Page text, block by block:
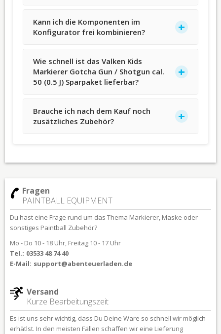
Kann ich die Komponenten im
Konfigurator frei kombinieren?
Wie schnell ist das Valken Kids
Markierer Gotcha Gun / Shotgun cal.
50 (0.5 J) Sparpaket lieferbar?
Brauche ich nach dem Kauf noch
zusätzliches Zubehör?
Fragen
PAINTBALL EQUIPMENT
Du hast eine Frage rund um das Thema Markierer, Maske oder
sonstiges Paintball Zubehör?
Mo - Do 10 - 18 Uhr, Freitag 10 - 17 Uhr
Tel.: 03533 48 74 40
E-Mail: support@abenteuerladen.de
Versand
Kurze Bearbeitungszeit
Es ist uns sehr wichtig, dass Du Deine Ware so schnell wir möglich
erhätlst. In den meisten Fällen schaffen wir eine Lieferung